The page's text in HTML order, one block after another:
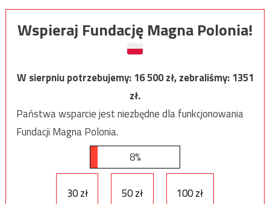
Wspieraj Fundację Magna Polonia!
W sierpniu potrzebujemy:16 500zł, zebraliśmy:1351
zł.
Państwa wsparcie jest niezbędne dla funkcjonowania
Fundacji Magna Polonia.
8%
30 zł 50 zł 100 zł